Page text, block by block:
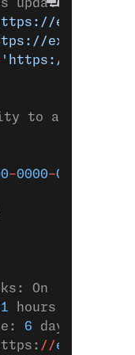
update
'https://
to
-0000-0000
On
hours
6 days
//